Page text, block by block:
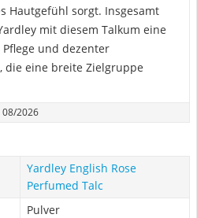
Hautgefühl sorgt. Insgesamt
mit diesem Talkum eine
und dezenter
die eine breite Zielgruppe
08/2026
Yardley English Rose
Perfumed Talc
Pulver